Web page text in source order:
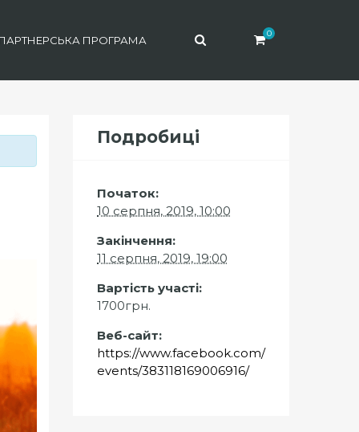
0
ПРОГРАМА
Подробиці
Початок:
10 серпня, 2019, 10:00
Закінчення:
11 серпня, 2019, 19:00
Вартість участі:
1700грн.
Веб-сайт:
https://www.facebook.com/
events/383118169006916/